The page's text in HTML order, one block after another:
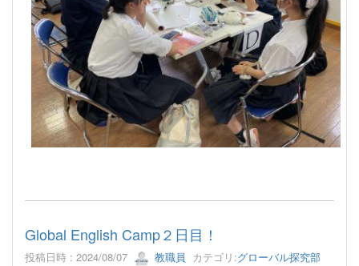
Global English Camp２日目！
投稿日時 : 2024/08/07 教職員 カテゴリ:グローバル探究部